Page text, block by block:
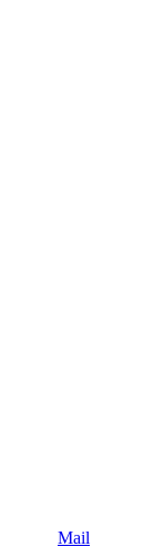
Mail